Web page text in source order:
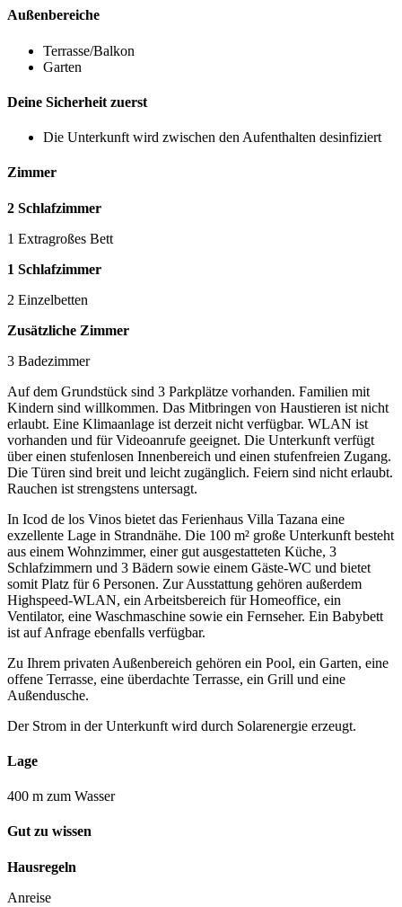
Außenbereiche
Terrasse/Balkon
Garten
Deine Sicherheit zuerst
Die Unterkunft wird zwischen den Aufenthalten desinfiziert
Zimmer
2 Schlafzimmer
1 Extragroßes Bett
1 Schlafzimmer
2 Einzelbetten
Zusätzliche Zimmer
3 Badezimmer
Auf dem Grundstück sind 3 Parkplätze vorhanden. Familien mit
Kindern sind willkommen. Das Mitbringen von Haustieren ist nicht
erlaubt. Eine Klimaanlage ist derzeit nicht verfügbar. WLAN ist
vorhanden und für Videoanrufe geeignet. Die Unterkunft verfügt
über einen stufenlosen Innenbereich und einen stufenfreien Zugang.
Die Türen sind breit und leicht zugänglich. Feiern sind nicht erlaubt.
Rauchen ist strengstens untersagt.
In Icod de los Vinos bietet das Ferienhaus Villa Tazana eine
exzellente Lage in Strandnähe. Die 100 m² große Unterkunft besteht
aus einem Wohnzimmer, einer gut ausgestatteten Küche, 3
Schlafzimmern und 3 Bädern sowie einem Gäste-WC und bietet
somit Platz für 6 Personen. Zur Ausstattung gehören außerdem
Highspeed-WLAN, ein Arbeitsbereich für Homeoffice, ein
Ventilator, eine Waschmaschine sowie ein Fernseher. Ein Babybett
ist auf Anfrage ebenfalls verfügbar.
Zu Ihrem privaten Außenbereich gehören ein Pool, ein Garten, eine
offene Terrasse, eine überdachte Terrasse, ein Grill und eine
Außendusche.
Der Strom in der Unterkunft wird durch Solarenergie erzeugt.
Lage
400 m zum Wasser
Gut zu wissen
Hausregeln
Anreise